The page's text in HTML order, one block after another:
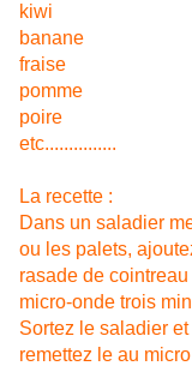
kiwi
banane
fraise
pomme
poire
etc...............
La recette :
Dans un saladier
ou les palets,
rasade de
micro-onde trois
Sortez le saladier
remettez le au